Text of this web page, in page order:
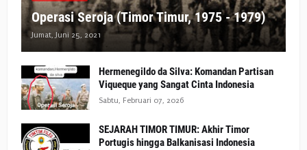
Operasi Seroja (Timor Timur, 1975 - 1979)
Jumat, Juni 25, 2021
Hermenegildo da Silva: Komandan Partisan
Viqueque yang Sangat Cinta Indonesia
Sabtu, Februari 07, 2026
SEJARAH TIMOR TIMUR: Akhir Timor
Portugis hingga Balkanisasi Indonesia